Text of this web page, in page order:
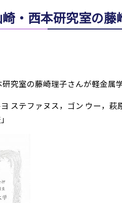
・西本研究室の藤
究室の藤崎理子さんが軽金属
ステファヌス，ゴン ウー，